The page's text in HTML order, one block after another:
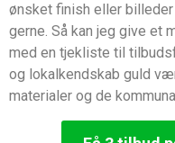
ønsket finish eller
gerne. Så kan jeg give
med en tjekliste til
og lokalkendskab guld
materialer og de